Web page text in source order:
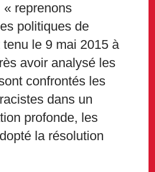
« reprenons
politiques de
tenu le 9 mai 2015 à
avoir analysé les
confrontés les
dans un
profonde, les
la résolution